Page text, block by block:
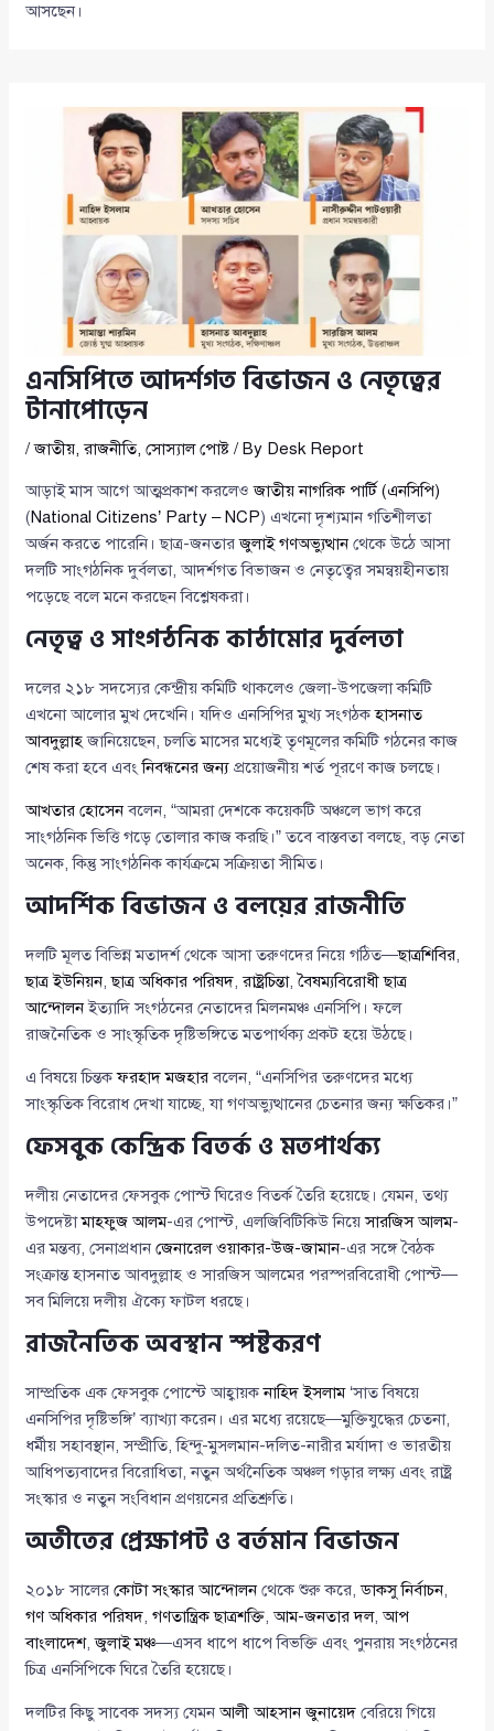
আসছেন।
এনসিপিতে আদর্শগত বিভাজন ও নেতৃত্বের
টানাপোড়েন
/জাতীয়,রাজনীতি,সোস্যাল পোষ্ট / By Desk Report
আড়াই মাস আগে আত্মপ্রকাশ করলেওজাতীয় নাগরিক পার্টি (এনসিপি)
(National Citizens’ Party – NCP) এখনো দৃশ্যমান গতিশীলতা
অর্জন করতে পারেনি। ছাত্র-জনতারজুলাই গণঅভ্যুত্থানথেকে উঠে আসা
দলটি সাংগঠনিক দুর্বলতা, আদর্শগত বিভাজন ও নেতৃত্বের সমন্বয়হীনতায়
পড়েছে বলে মনে করছেন বিশ্লেষকরা।
নেতৃত্ব ও সাংগঠনিক কাঠামোর দুর্বলতা
দলের ২১৮ সদস্যের কেন্দ্রীয় কমিটি থাকলেও জেলা-উপজেলা কমিটি
এখনো আলোর মুখ দেখেনি। যদিও এনসিপির মুখ্য সংগঠকহাসনাত
আবদুল্লাহজানিয়েছেন, চলতি মাসের মধ্যেই তৃণমূলের কমিটি গঠনের কাজ
শেষ করা হবে এবংনিবন্ধনের জন্য প্রয়োজনীয় শর্ত পূরণে কাজ চলছে।
আখতার হোসেনবলেন, “আমরা দেশকে কয়েকটি অঞ্চলে ভাগ করে
সাংগঠনিক ভিত্তি গড়ে তোলার কাজ করছি।” তবে বাস্তবতা বলছে, বড় নেতা
অনেক, কিন্তু সাংগঠনিক কার্যক্রমে সক্রিয়তা সীমিত।
আদর্শিক বিভাজন ও বলয়ের রাজনীতি
দলটি মূলত বিভিন্ন মতাদর্শ থেকে আসা তরুণদের নিয়ে গঠিত—ছাত্রশিবির,
ছাত্র ইউনিয়ন,ছাত্র অধিকার পরিষদ,রাষ্ট্রচিন্তা,বৈষম্যবিরোধী ছাত্র
আন্দোলনইত্যাদি সংগঠনের নেতাদের মিলনমঞ্চ এনসিপি। ফলে
রাজনৈতিক ও সাংস্কৃতিক দৃষ্টিভঙ্গিতে মতপার্থক্য প্রকট হয়ে উঠছে।
এ বিষয়ে চিন্তকফরহাদ মজহারবলেন, “এনসিপির তরুণদের মধ্যে
সাংস্কৃতিক বিরোধ দেখা যাচ্ছে, যা গণঅভ্যুত্থানের চেতনার জন্য ক্ষতিকর।”
ফেসবুক কেন্দ্রিক বিতর্ক ও মতপার্থক্য
দলীয় নেতাদের ফেসবুক পোস্ট ঘিরেও বিতর্ক তৈরি হয়েছে। যেমন, তথ্য
উপদেষ্টামাহফুজ আলম-এর পোস্ট, এলজিবিটিকিউ নিয়েসারজিস আলম-
এর মন্তব্য, সেনাপ্রধানজেনারেল ওয়াকার-উজ-জামান-এর সঙ্গে বৈঠক
সংক্রান্ত হাসনাত আবদুল্লাহ ও সারজিস আলমের পরস্পরবিরোধী পোস্ট—
সব মিলিয়ে দলীয় ঐক্যে ফাটল ধরছে।
রাজনৈতিক অবস্থান স্পষ্টকরণ
সাম্প্রতিক এক ফেসবুক পোস্টে আহ্বায়কনাহিদ ইসলাম‘সাত বিষয়ে
এনসিপির দৃষ্টিভঙ্গি’ ব্যাখ্যা করেন। এর মধ্যে রয়েছে—মুক্তিযুদ্ধের চেতনা,
ধর্মীয় সহাবস্থান, সম্প্রীতি, হিন্দু-মুসলমান-দলিত-নারীর মর্যাদা ও ভারতীয়
আধিপত্যবাদের বিরোধিতা, নতুন অর্থনৈতিক অঞ্চল গড়ার লক্ষ্য এবং রাষ্ট্র
সংস্কার ও নতুন সংবিধান প্রণয়নের প্রতিশ্রুতি।
অতীতের প্রেক্ষাপট ও বর্তমান বিভাজন
২০১৮ সালেরকোটা সংস্কার আন্দোলনথেকে শুরু করে,ডাকসু নির্বাচন,
গণ অধিকার পরিষদ,গণতান্ত্রিক ছাত্রশক্তি,আম-জনতার দল,আপ
বাংলাদেশ,জুলাই মঞ্চ—এসব ধাপে ধাপে বিভক্তি এবং পুনরায় সংগঠনের
চিত্র এনসিপিকে ঘিরে তৈরি হয়েছে।
দলটির কিছু সাবেক সদস্য যেমনআলী আহসান জুনায়েদ বেরিয়ে গিয়ে